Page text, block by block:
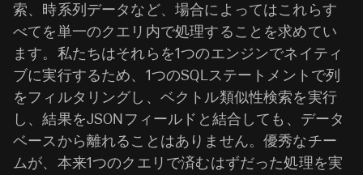
索、時系列データなど、場合によってはこれらす
べてを単一のクエリ内で処理することを求めてい
ます。私たちはそれらを1つのエンジンでネイティ
ブに実行するため、1つのSQLステートメントで列
をフィルタリングし、ベクトル類似性検索を実行
し、結果をJSONフィールドと結合しても、データ
ベースから離れることはありません。優秀なチー
ムが、本来1つのクエリで済むはずだった処理を実